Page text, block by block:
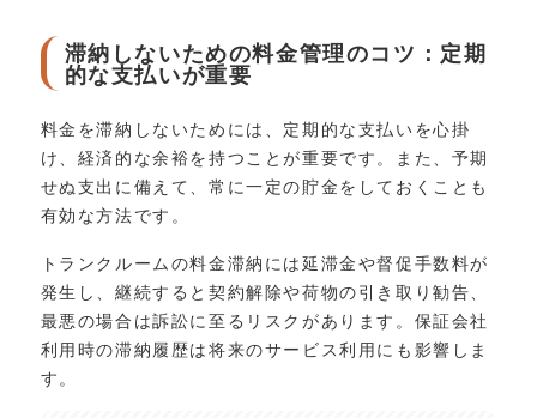
滞納しないための料金管理のコツ：定期
的な支払いが重要
料金を滞納しないためには、定期的な支払いを心掛
け、経済的な余裕を持つことが重要です。また、予期
せぬ支出に備えて、常に一定の貯金をしておくことも
有効な方法です。
トランクルームの料金滞納には延滞金や督促手数料が
発生し、継続すると契約解除や荷物の引き取り勧告、
最悪の場合は訴訟に至るリスクがあります。保証会社
利用時の滞納履歴は将来のサービス利用にも影響しま
す。